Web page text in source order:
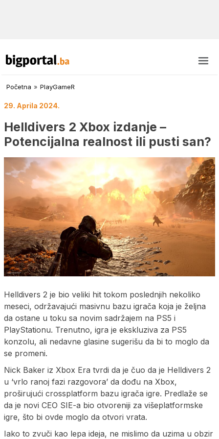
Početna » PlayGameR
29. Aprila 2024.
Helldivers 2 Xbox izdanje –
Potencijalna realnost ili pusti san?
Helldivers 2 je bio veliki hit tokom poslednjih nekoliko
meseci, održavajući masivnu bazu igrača koja je željna
da ostane u toku sa novim sadržajem na PS5 i
PlayStationu. Trenutno, igra je ekskluziva za PS5
konzolu, ali nedavne glasine sugerišu da bi to moglo da
se promeni.
Nick Baker iz Xbox Era tvrdi da je čuo da je Helldivers 2
u ‘vrlo ranoj fazi razgovora’ da dođu na Xbox,
proširujući crossplatform bazu igrača igre. Predlaže se
da je novi CEO SIE-a bio otvoreniji za višeplatformske
igre, što bi ovde moglo da otvori vrata.
Iako to zvuči kao lepa ideja, ne mislimo da uzima u obzir